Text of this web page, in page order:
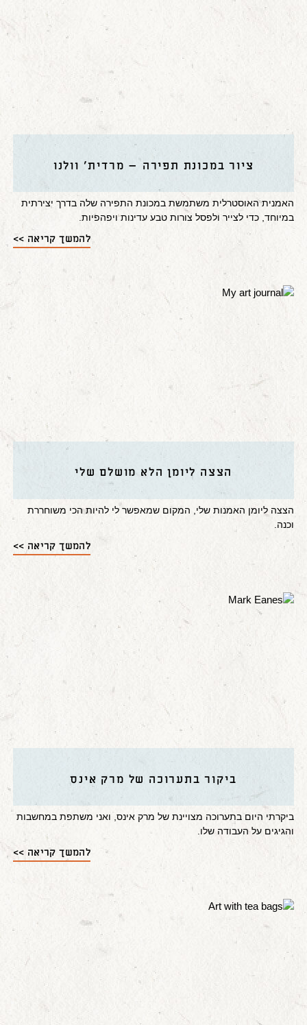
ציור במכונת תפירה – מרדית' וולנו
האמנית האוסטרלית משתמשת במכונת התפירה שלה בדרך יצירתית
במיוחד, כדי לצייר ולפסל צורות טבע עדינות ויפהפיות.
להמשך קריאה >>
הצצה ליומן הלא מושלם שלי
הצצה ליומן האמנות שלי, המקום שמאפשר לי להיות הכי משוחררת
וכנה.
להמשך קריאה >>
ביקור בתערוכה של מרק אינס
ביקרתי היום בתערוכה מצויינת של מרק אינס, ואני משתפת במחשבות
והגיגים על העבודה שלו.
להמשך קריאה >>